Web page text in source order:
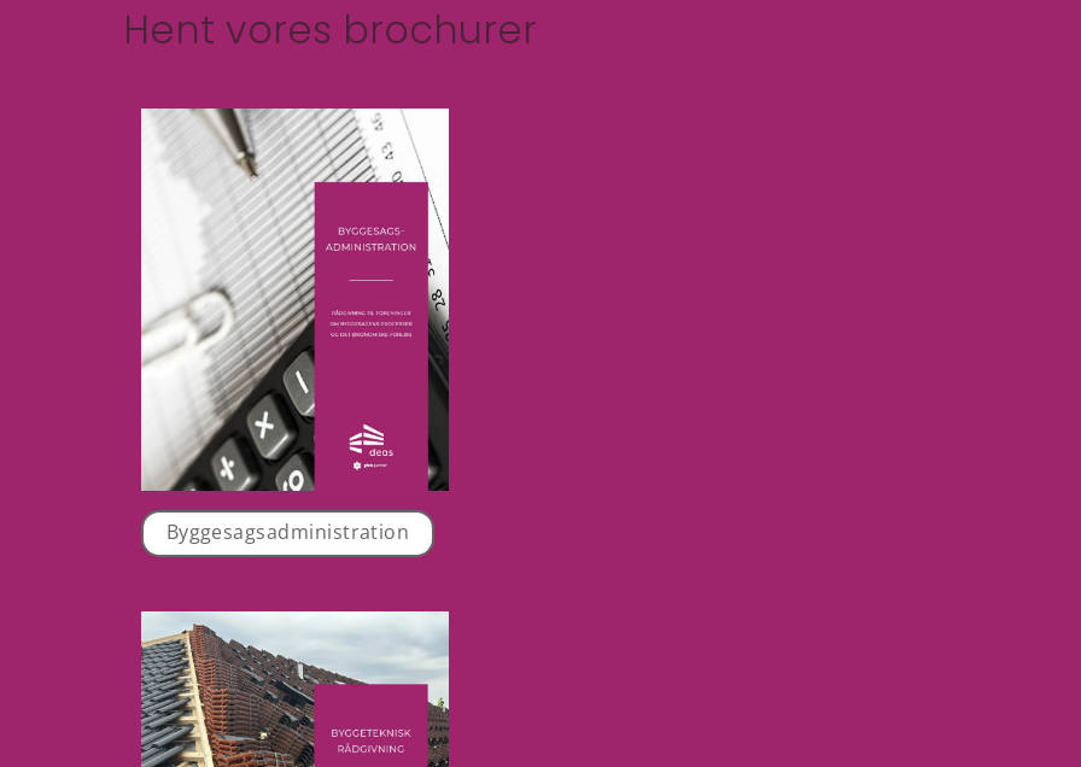
Hent vores brochurer
Byggesagsadministration